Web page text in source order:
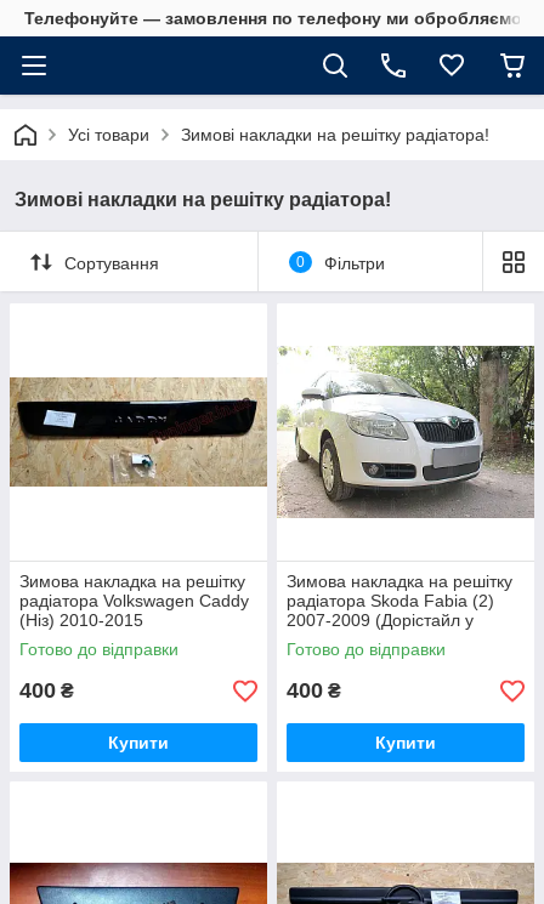
Телефонуйте — замовлення по телефону ми обробляємо в
Усі товари Зимові накладки на решітку радіатора!
Зимові накладки на решітку радіатора!
Сортування 0 Фільтри
Зимова накладка на решітку
радіатора Volkswagen Caddy
(Ніз) 2010-2015
Готово до відправки
400 ₴
Купити
Зимова накладка на решітку
радіатора Skoda Fabia (2)
2007-2009 (Дорістайл у
бампер)
Готово до відправки
400 ₴
Купити